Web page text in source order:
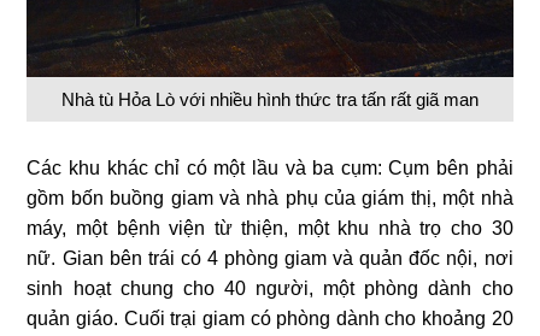
Nhà tù Hỏa Lò với nhiều hình thức tra tấn rất giã man
Các khu khác chỉ có một lầu và ba cụm: Cụm bên phải
gồm bốn buồng giam và nhà phụ của giám thị, một nhà
máy, một bệnh viện từ thiện, một khu nhà trọ cho 30
nữ. Gian bên trái có 4 phòng giam và quản đốc nội, nơi
sinh hoạt chung cho 40 người, một phòng dành cho
quản giáo. Cuối trại giam có phòng dành cho khoảng 20